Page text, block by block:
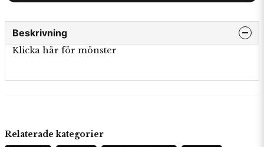
Beskrivning
Klicka här för mönster
Relaterade kategorier